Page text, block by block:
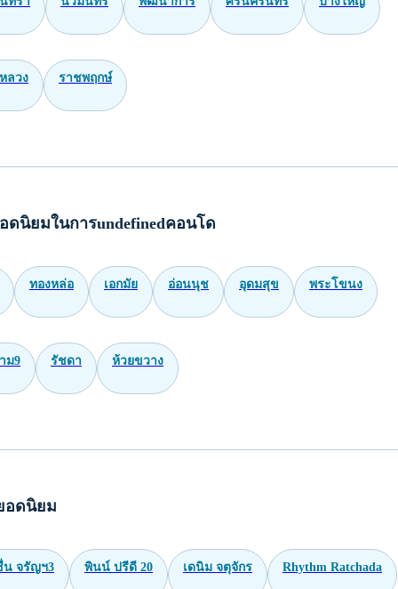
ลวง ราชพฤกษ์
ดนิยมในการundefinedคอนโด
ทองหล่อ เอกมัย อ่อนนุช อุดมสุข พระโขนง
ม9 รัชดา ห้วยขวาง
อดนิยม
จรัญฯ3 พินน์ ปรีดี 20 เดนิม จตุจักร Rhythm Ratchada